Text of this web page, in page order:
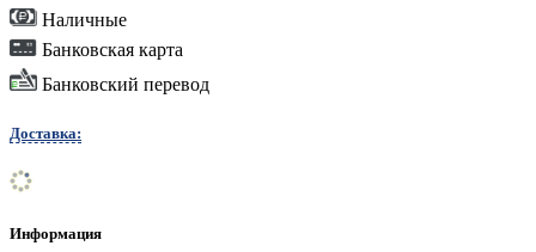
Наличные
Банковская карта
Банковский перевод
Доставка:
Информация